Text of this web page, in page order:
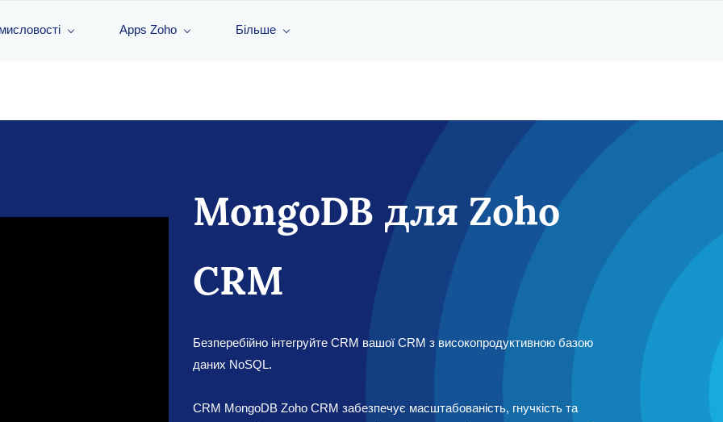
Apps Zoho Більше
MongoDB для Zoho
CRM
Безперебійно інтегруйте CRM вашої CRM з високопродуктивною базою
даних NoSQL.
CRM MongoDB Zoho CRM забезпечує масштабованість, гнучкість та